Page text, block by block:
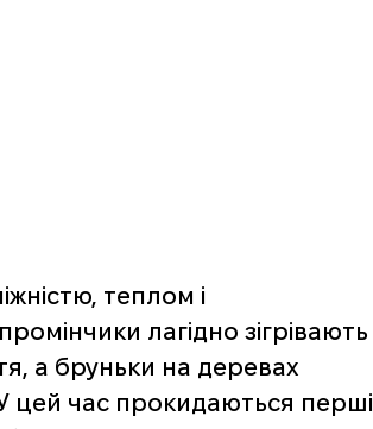
теплом і
лагідно зігрівають
а бруньки на деревах
цей час прокидаються перші